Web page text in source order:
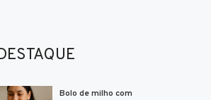
Bolo de milho com